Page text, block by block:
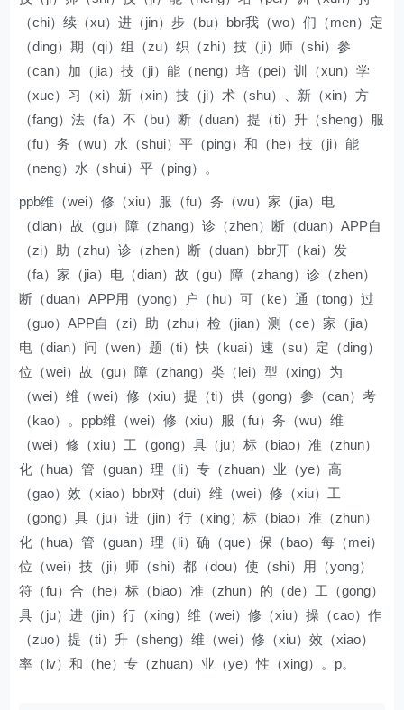
（chi）续（xu）进（jin）步（bu）bbr我（wo）们（men）定
（ding）期（qi）组（zu）织（zhi）技（ji）师（shi）参
（can）加（jia）技（ji）能（neng）培（pei）训（xun）学
（xue）习（xi）新（xin）技（ji）术（shu）、新（xin）方
（fang）法（fa）不（bu）断（duan）提（ti）升（sheng）服
（fu）务（wu）水（shui）平（ping）和（he）技（ji）能
（neng）水（shui）平（ping）。
ppb维（wei）修（xiu）服（fu）务（wu）家（jia）电
（dian）故（gu）障（zhang）诊（zhen）断（duan）APP自
（zi）助（zhu）诊（zhen）断（duan）bbr开（kai）发
（fa）家（jia）电（dian）故（gu）障（zhang）诊（zhen）
断（duan）APP用（yong）户（hu）可（ke）通（tong）过
（guo）APP自（zi）助（zhu）检（jian）测（ce）家（jia）
电（dian）问（wen）题（ti）快（kuai）速（su）定（ding）
位（wei）故（gu）障（zhang）类（lei）型（xing）为
（wei）维（wei）修（xiu）提（ti）供（gong）参（can）考
（kao）。ppb维（wei）修（xiu）服（fu）务（wu）维
（wei）修（xiu）工（gong）具（ju）标（biao）准（zhun）
化（hua）管（guan）理（li）专（zhuan）业（ye）高
（gao）效（xiao）bbr对（dui）维（wei）修（xiu）工
（gong）具（ju）进（jin）行（xing）标（biao）准（zhun）
化（hua）管（guan）理（li）确（que）保（bao）每（mei）
位（wei）技（ji）师（shi）都（dou）使（shi）用（yong）
符（fu）合（he）标（biao）准（zhun）的（de）工（gong）
具（ju）进（jin）行（xing）维（wei）修（xiu）操（cao）作
（zuo）提（ti）升（sheng）维（wei）修（xiu）效（xiao）
率（lv）和（he）专（zhuan）业（ye）性（xing）。p。